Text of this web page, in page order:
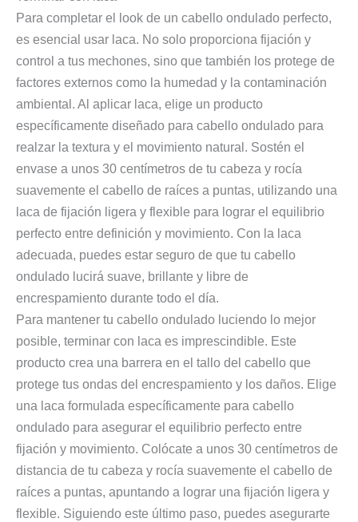
Para completar el look de un cabello ondulado perfecto,
es esencial usar laca. No solo proporciona fijación y
control a tus mechones, sino que también los protege de
factores externos como la humedad y la contaminación
ambiental. Al aplicar laca, elige un producto
específicamente diseñado para cabello ondulado para
realzar la textura y el movimiento natural. Sostén el
envase a unos 30 centímetros de tu cabeza y rocía
suavemente el cabello de raíces a puntas, utilizando una
laca de fijación ligera y flexible para lograr el equilibrio
perfecto entre definición y movimiento. Con la laca
adecuada, puedes estar seguro de que tu cabello
ondulado lucirá suave, brillante y libre de
encrespamiento durante todo el día.
Para mantener tu cabello ondulado luciendo lo mejor
posible, terminar con laca es imprescindible. Este
producto crea una barrera en el tallo del cabello que
protege tus ondas del encrespamiento y los daños. Elige
una laca formulada específicamente para cabello
ondulado para asegurar el equilibrio perfecto entre
fijación y movimiento. Colócate a unos 30 centímetros de
distancia de tu cabeza y rocía suavemente el cabello de
raíces a puntas, apuntando a lograr una fijación ligera y
flexible. Siguiendo este último paso, puedes asegurarte